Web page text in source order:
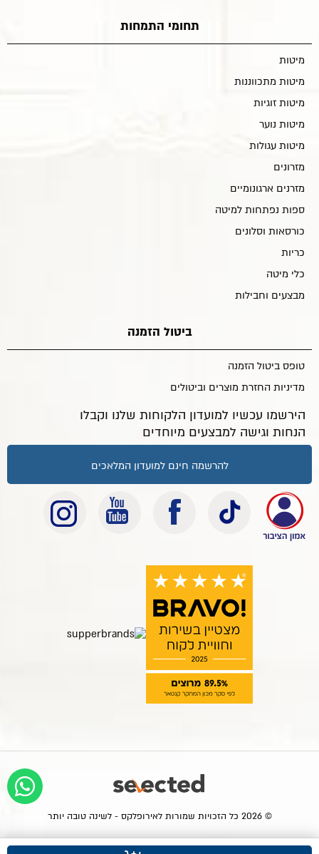
תחומי התמחות
מיטות
מיטות מתכווננות
מיטות זוגיות
מיטות נוער
מיטות עגולות
מזרונים
מזרנים ארגונומיים
ספות נפתחות למיטה
כורסאות וסלונים
כריות
כלי מיטה
מבצעים וחבילות
ביטול הזמנה
טופס ביטול הזמנה
מדיניות החזרת מוצרים וביטולים
הירשמו עכשיו למועדון הלקוחות שלנו וקבלו
הנחות וגישה למבצעים מיוחדים
להרשמה חינם למועדון המלאכים
© 2026 כל הזכויות שמורות לאירופלקס - לשינה טובה יותר